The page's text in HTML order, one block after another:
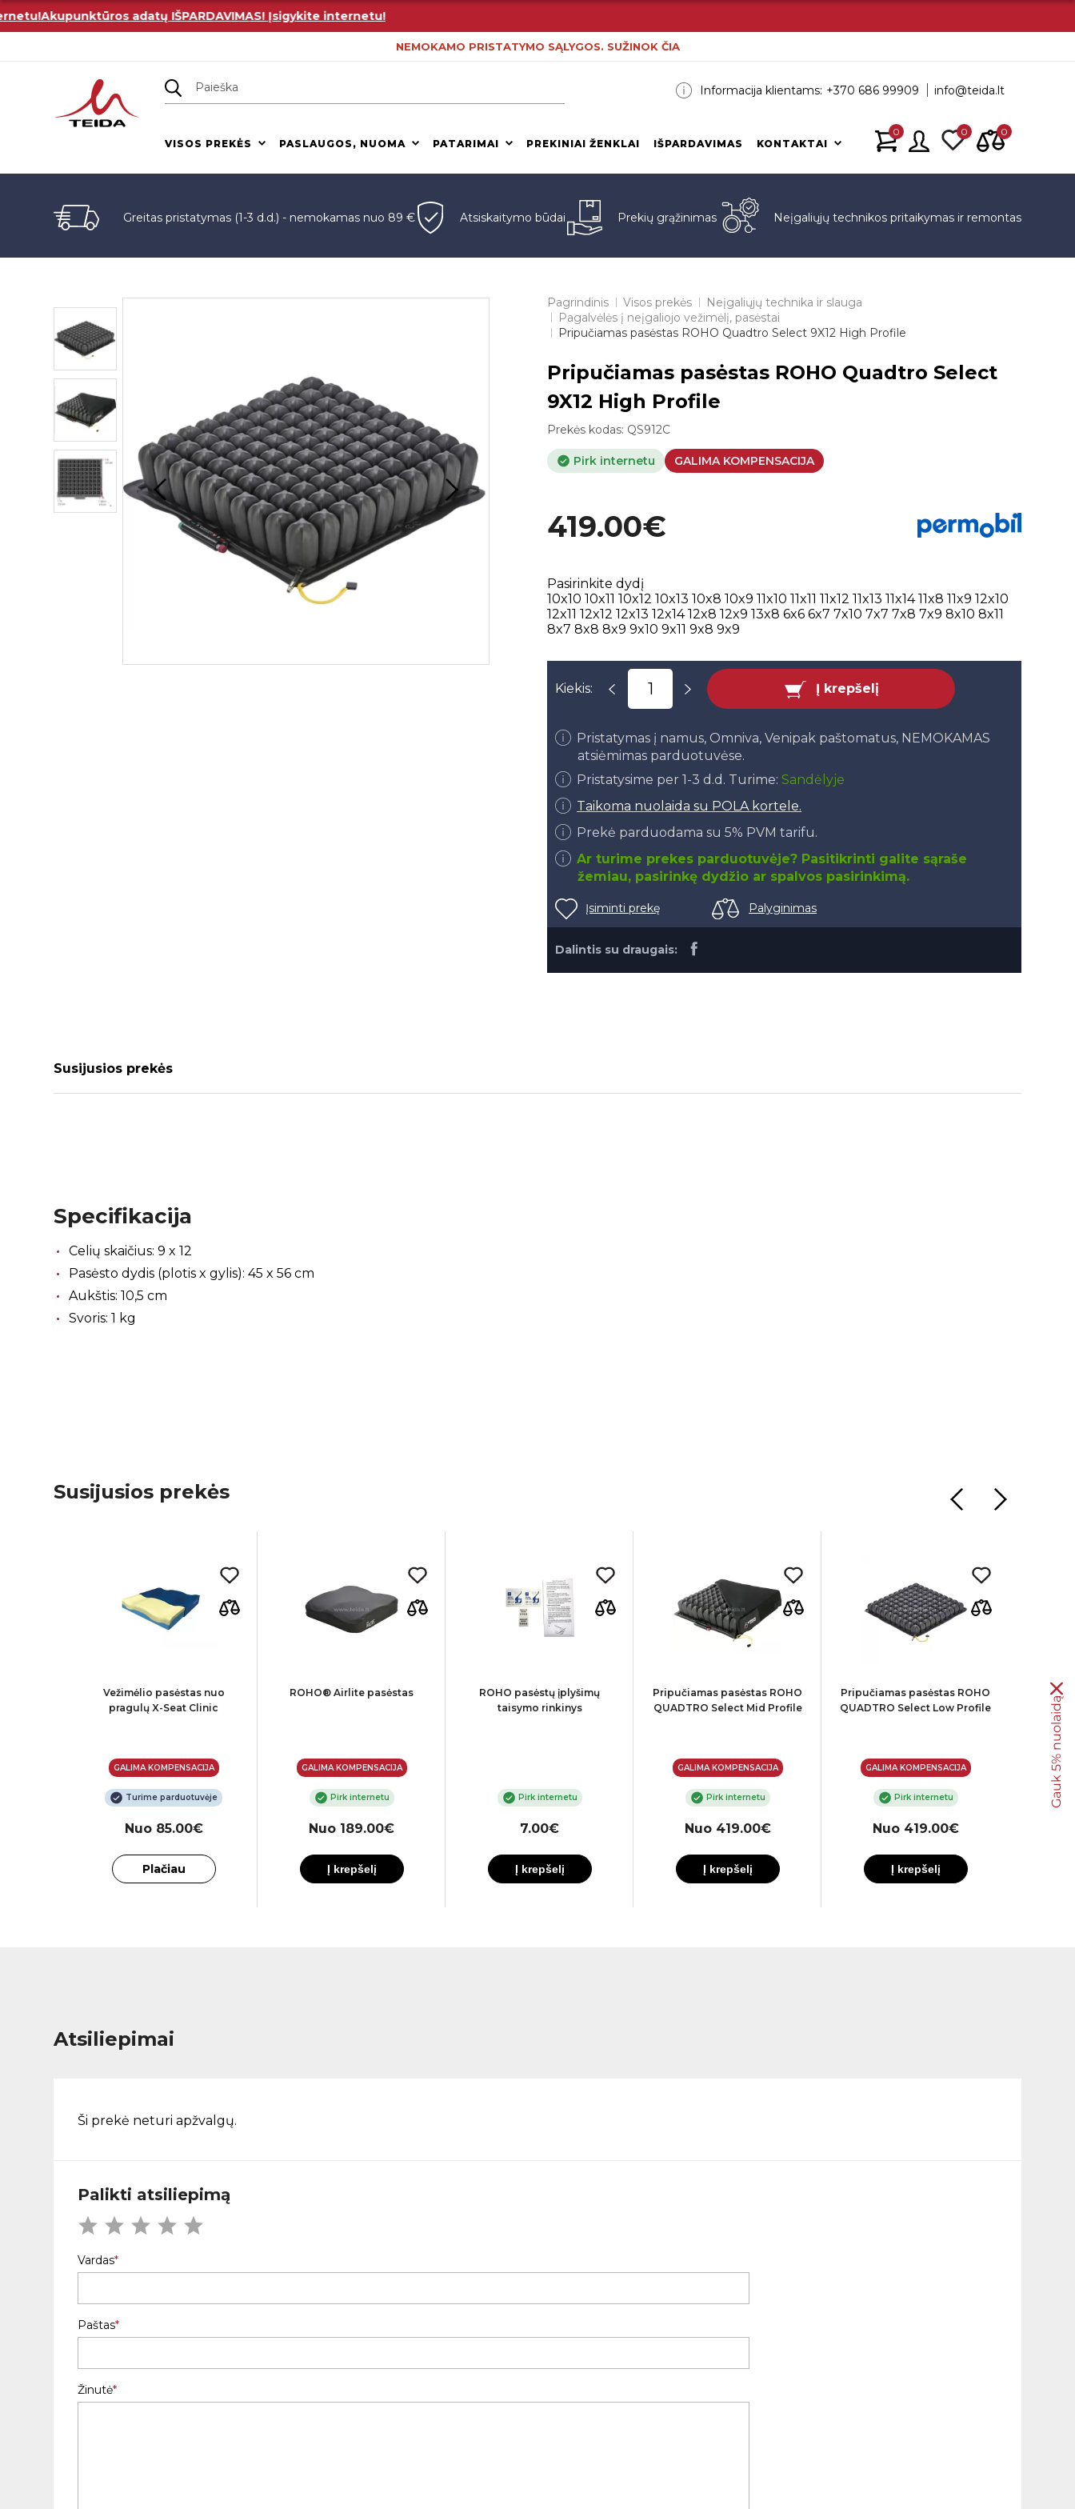
Akupunktūros adatų IŠPARDAVIMAS! Įsigykite internetu!
NEMOKAMO PRISTATYMO SĄLYGOS. SUŽINOK ČIA
Informacija klientams: +370 686 99909 info@teida.lt
VISOS PREKĖS PASLAUGOS, NUOMA PATARIMAI PREKINIAI ŽENKLAI IŠPARDAVIMAS KONTAKTAI
0 0 0
Greitas pristatymas (1-3 d.d.) - nemokamas nuo 89 € Atsiskaitymo būdai Prekių grąžinimas Neįgaliųjų technikos pritaikymas ir remontas
Pagrindinis Visos prekės
Neįgaliųjų technika ir slauga
Pagalvėlės į neįgaliojo vežimėlį, pasėstai
Pripučiamas pasėstas ROHO Quadtro Select 9X12 High Profile
Pripučiamas pasėstas ROHO Quadtro Select
9X12 High Profile
Prekės kodas: QS912C
Pirk internetu GALIMA KOMPENSACIJA
419.00€
Pasirinkite dydį
10x10 10x11 10x12 10x13 10x8 10x9 11x10 11x11 11x12 11x13 11x14 11x8 11x9 12x10
12x11 12x12 12x13 12x14 12x8 12x9 13x8 6x6 6x7 7x10 7x7 7x8 7x9 8x10 8x11
8x7 8x8 8x9 9x10 9x11 9x8 9x9
Kiekis: Į krepšelį
Pristatymas į namus, Omniva, Venipak paštomatus, NEMOKAMAS
atsiėmimas parduotuvėse.
Pristatysime per 1-3 d.d. Turime:Sandėlyje
Taikoma nuolaida su POLA kortele.
Prekė parduodama su 5% PVM tarifu.
Ar turime prekes parduotuvėje? Pasitikrinti galite sąraše
žemiau, pasirinkę dydžio ar spalvos pasirinkimą.
Įsiminti prekę Palyginimas
Dalintis su draugais:
Susijusios prekės
Specifikacija
Celių skaičius: 9 x 12
Pasėsto dydis (plotis x gylis): 45 x 56 cm
Aukštis: 10,5 cm
Svoris: 1 kg
Susijusios prekės
Vežimėlio pasėstas nuo
pragulų X-Seat Clinic
GALIMA KOMPENSACIJA
Turime parduotuvėje
Nuo 85.00€
Plačiau
ROHO® Airlite pasėstas
GALIMA KOMPENSACIJA
Pirk internetu
Nuo 189.00€
Į krepšelį
ROHO pasėstų įplyšimų
taisymo rinkinys
Pirk internetu
7.00€
Į krepšelį
Pripučiamas pasėstas ROHO
QUADTRO Select Mid Profile
GALIMA KOMPENSACIJA
Pirk internetu
Nuo 419.00€
Į krepšelį
Pripučiamas pasėstas ROHO
QUADTRO Select Low Profile
GALIMA KOMPENSACIJA
Pirk internetu
Nuo 419.00€
Į krepšelį
Atsiliepimai
Ši prekė neturi apžvalgų.
Palikti atsiliepimą
Vardas
Paštas
Žinutė
Gauk 5% nuolaidą